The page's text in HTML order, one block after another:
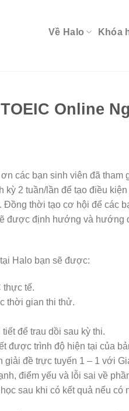
Về Halo Khóa
Online
các bạn sinh viên đã
kỳ 2 tuần/lần để tạo điều
thời tạo cơ hội để các
được định hướng và hướng
Halo bạn sẽ được:
thực tế.
thời gian thi thử.
để trau dồi sau kỳ thi.
được trình độ hiện tại của
đề trực tuyến 1 – 1 với
điểm yếu và lỗi sai về
sau khi có kết quả nếu có